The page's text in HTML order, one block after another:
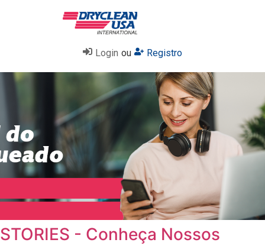
Login ou Registro
STORIES - Conheça Nossos